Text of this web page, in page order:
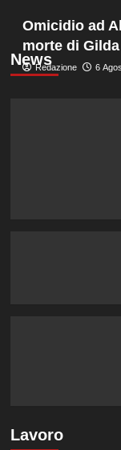
News
Omicidio ad
morte di
Redazione 6
Lavoro